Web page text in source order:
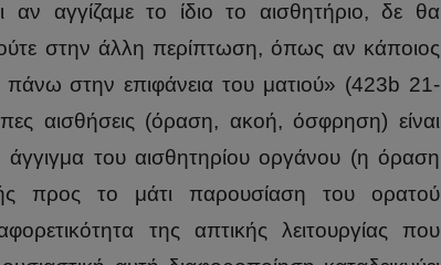
αγγίζαμε το ίδιο το αισθητήριο, δε θα
στην άλλη περίπτωση, όπως αν κάποιος
στην επιφάνεια του ματιού» (423b 21-
αισθήσεις (όραση, ακοή, όσφρηση) είναι
του αισθητηρίου οργάνου (η όραση
προς το μάτι παρουσίαση του ορατού
της απτικής λειτουργίας που